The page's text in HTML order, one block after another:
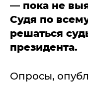
— пока не
Судя по
решаться
президента.
Опросы,